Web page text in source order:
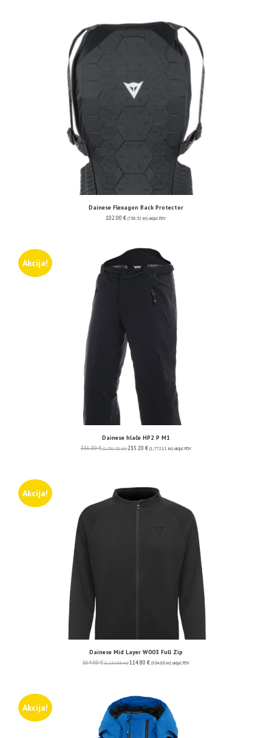
Dainese Flexagon Back Protector
102.00 € (768.52 kn) uključ. PDV
Akcija!
Dainese hlače HP2 P M1
336.00€ (2,531.59 kn) 235.20 € (1,772.11 kn) uključ. PDV
Akcija!
Dainese Mid Layer W003 Full Zip
164.00€ (1,235.66 kn) 114.80 € (864.96 kn) uključ. PDV
Akcija!